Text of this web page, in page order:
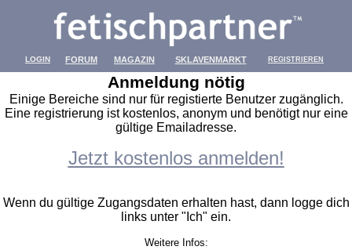
LOGIN FORUM MAGAZIN SKLAVENMARKT REGISTRIEREN
Anmeldung nötig
Einige Bereiche sind nur für registierte Benutzer zugänglich.
Eine registrierung ist kostenlos, anonym und benötigt nur eine
gültige Emailadresse.
Jetzt kostenlos anmelden!
Wenn du gültige Zugangsdaten erhalten hast, dann logge dich
links unter "Ich" ein.
Weitere Infos: